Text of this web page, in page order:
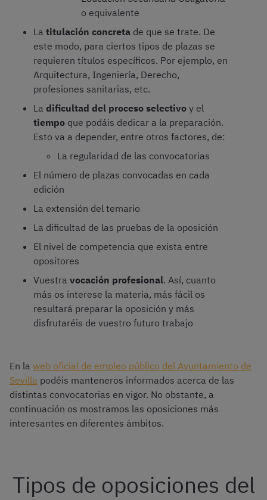
o equivalente
La titulación concreta de que se trate. De
este modo, para ciertos tipos de plazas se
requieren títulos específicos. Por ejemplo, en
Arquitectura, Ingeniería, Derecho,
profesiones sanitarias, etc.
La dificultad del proceso selectivo y el
tiempo que podáis dedicar a la preparación.
Esto va a depender, entre otros factores, de:
La regularidad de las convocatorias
El número de plazas convocadas en cada
edición
La extensión del temario
La dificultad de las pruebas de la oposición
El nivel de competencia que exista entre
opositores
Vuestra vocación profesional. Así, cuanto
más os interese la materia, más fácil os
resultará preparar la oposición y más
disfrutaréis de vuestro futuro trabajo
En la web oficial de empleo público del Ayuntamiento de
Sevilla podéis manteneros informados acerca de las
distintas convocatorias en vigor. No obstante, a
continuación os mostramos las oposiciones más
interesantes en diferentes ámbitos.
Tipos de oposiciones del